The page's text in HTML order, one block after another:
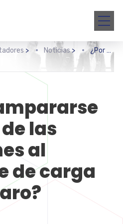
> Noticias> ¿Por qué ampararse en contra de las limitaciones al transporte de carga en Querétaro?
las
al
de carga